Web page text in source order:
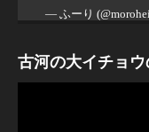
— ふーり
古河の大イチョ